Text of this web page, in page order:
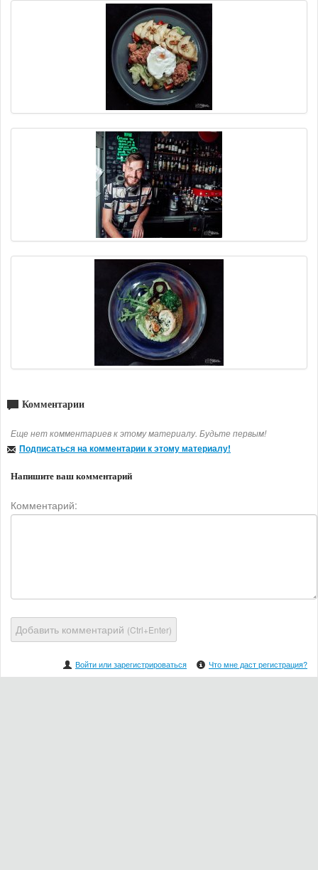
Комментарии
Еще нет комментариев к этому материалу. Будьте первым!
Подписаться на комментарии к этому материалу!
Напишите ваш комментарий
Комментарий:
Добавить комментарий (Ctrl+Enter)
Войти или зарегистрироваться Что мне даст регистрация?